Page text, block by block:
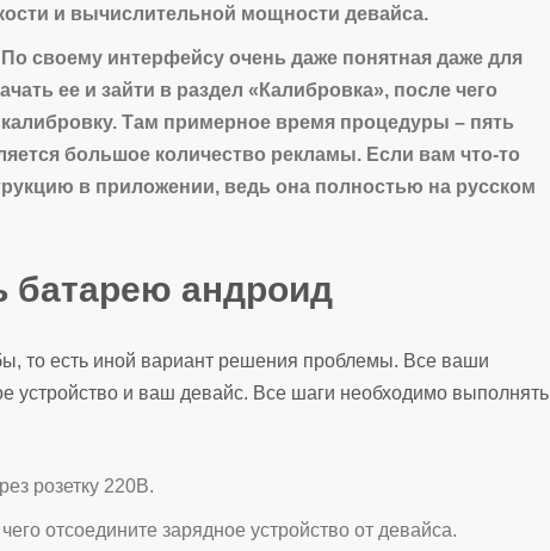
и вычислительной мощности девайса.
По своему интерфейсу очень даже понятная даже для
ее и зайти в раздел «Калибровка», после чего
Там примерное время процедуры – пять
большое количество рекламы. Если вам что-то
в приложении, ведь она полностью на русском
батарею андроид
то есть иной вариант решения проблемы. Все ваши
устройство и ваш девайс. Все шаги необходимо выполнять
розетку 220В.
отсоедините зарядное устройство от девайса.